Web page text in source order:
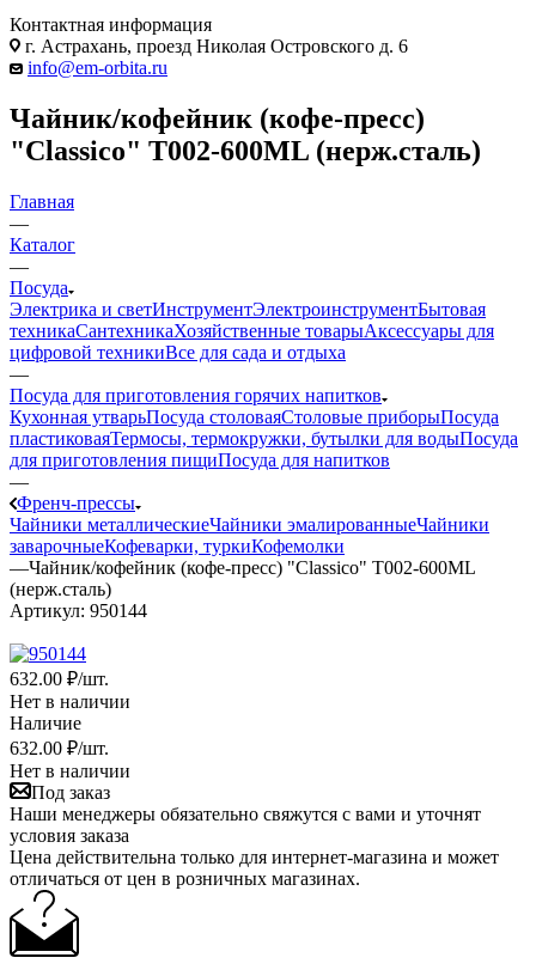
Контактная информация
г. Астрахань, проезд Николая Островского д. 6
info@em-orbita.ru
Чайник/кофейник (кофе-пресс)
"Сlassico" T002-600ML (нерж.сталь)
Главная
—
Каталог
—
Посуда
Электрика и светИнструментЭлектроинструментБытовая
техникаСантехникаХозяйственные товарыАксессуары для
цифровой техникиВсе для сада и отдыха
—
Посуда для приготовления горячих напитков
Кухонная утварьПосуда столоваяСтоловые приборыПосуда
пластиковаяТермосы, термокружки, бутылки для водыПосуда
для приготовления пищиПосуда для напитков
—
Френч-прессы
Чайники металлическиеЧайники эмалированныеЧайники
заварочныеКофеварки, туркиКофемолки
—Чайник/кофейник (кофе-пресс) "Сlassico" T002-600ML
(нерж.сталь)
Артикул: 950144
632.00 ₽/шт.
Нет в наличии
Наличие
632.00 ₽/шт.
Нет в наличии
Под заказ
Наши менеджеры обязательно свяжутся с вами и уточнят
условия заказа
Цена действительна только для интернет-магазина и может
отличаться от цен в розничных магазинах.